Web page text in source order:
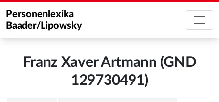
Personenlexika
Baader/Lipowsky
Franz Xaver Artmann (GND
129730491)